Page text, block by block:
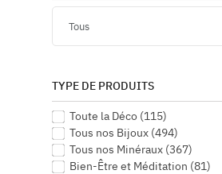
TYPE DE PRODUITS
Toute la Déco (115)
Tous nos Bijoux (494)
Tous nos Minéraux (367)
Bien-Être et Méditation (81)